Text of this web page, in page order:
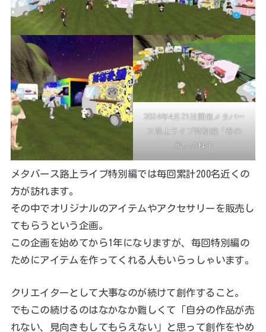
2024年4月21日開催メタバー
ス路上ライブ特別編「春の
嵐」の様子
メタバース路上ライブ特別編では毎回累計200名近くの
方が訪れます。
その中でオリジナルのアイテムやアクセサリーを販売し
てもらうという企画。
この企画を始めてから1年になりますが、毎回特別編の
ためにアイテムを作ってくれる人もいらっしゃいます。
クリエイターとして大事なのが続けて創作すること。
でもこの続けるのはなかなか難しくて「自分の作品が売
れない、見向きもしてもらえない」と思って創作をやめ